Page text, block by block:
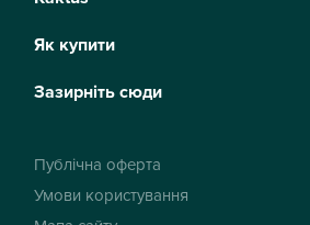
Як купити
Зазирніть сюди
Публічна оферта
Умови користування